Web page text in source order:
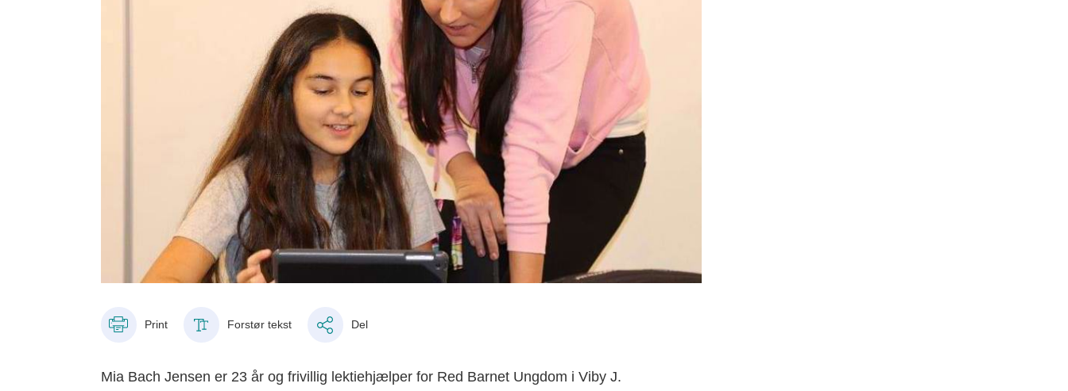
Print Forstør tekst Del
Mia Bach Jensen er 23 år og frivillig lektiehjælper for Red Barnet Ungdom i Viby J.